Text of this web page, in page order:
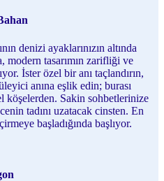
denizi ayaklarınızın altında
modern tasarımın zarifliği ve
İster özel bir anı taçlandırın,
anına eşlik edin; burası
köşelerden. Sakin sohbetlerinize
tadını uzatacak cinsten. En
başladığında başlıyor.